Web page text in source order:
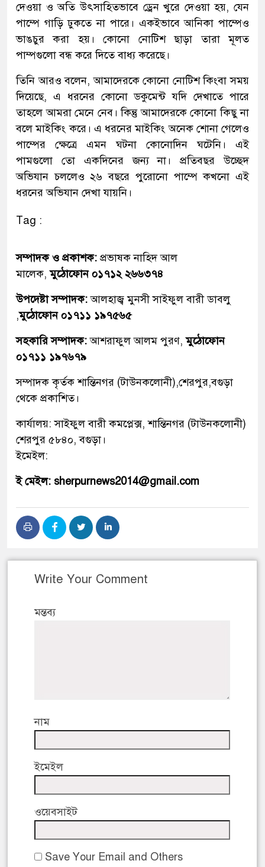
দেওয়া ও অতি উৎসাহিতভাবে ড্রেন খুরে দেওয়া হয়, যেন
পাম্পে গাড়ি ঢুকতে না পারে। একইভাবে আনিকা পাম্পেও
ভাঙচুর করা হয়। কোনো নোটিশ ছাড়া তারা মূলত
পাম্পগুলো বন্ধ করে দিতে বাধ্য করেছে।
তিনি আরও বলেন, আমাদেরকে কোনো নোটিশ কিংবা সময়
দিয়েছে, এ ধরনের কোনো ডকুমেন্ট যদি দেখাতে পারে
তাহলে আমরা মেনে নেব। কিন্তু আমাদেরকে কোনো কিছু না
বলে মাইকিং করে। এ ধরনের মাইকিং অনেক শোনা গেলেও
পাম্পের ক্ষেত্রে এমন ঘটনা কোনোদিন ঘটেনি। এই
পামগুলো তো একদিনের জন্য না। প্রতিবছর উচ্ছেদ
অভিযান চললেও ২৬ বছরে পুরোনো পাম্পে কখনো এই
ধরনের অভিযান দেখা যায়নি।
Tag :
সম্পাদক ও প্রকাশক: প্রভাষক নাহিদ আল
মালেক,মুঠোফোন ০১৭১২ ২৬৬৩৭৪
উপদেষ্টা সম্পাদক:আলহাজ্ব মুনসী সাইফুল বারী ডাবলু
,মুঠোফোন ০১৭১১ ১৯৭৫৬৫
সহকারি সম্পাদক:আশরাফুল আলম পুরণ,মুঠোফোন
০১৭১১ ১৯৭৬৭৯
সম্পাদক কৃর্তক শান্তিনগর (টাউনকলোনী),শেরপুর,বগুড়া
থেকে প্রকাশিত।
কার্যালয়: সাইফুল বারী কমপ্লেক্স, শান্তিনগর (টাউনকলোনী)
শেরপুর ৫৮৪০, বগুড়া।
ইমেইল:
ই মেইল: sherpurnews2014@gmail.com
Write Your Comment
মন্তব্য
নাম
ইমেইল
ওয়েবসাইট
Save Your Email and Others